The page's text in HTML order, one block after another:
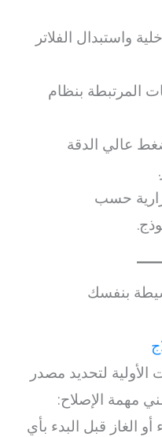
واستبدال الفلاتر
المرتبطة بنظام
عالي الدقة
حسب
بنفسك
لتحديد مصدر
مهمة الإصلاح:
الغاز قبل البدء بأي